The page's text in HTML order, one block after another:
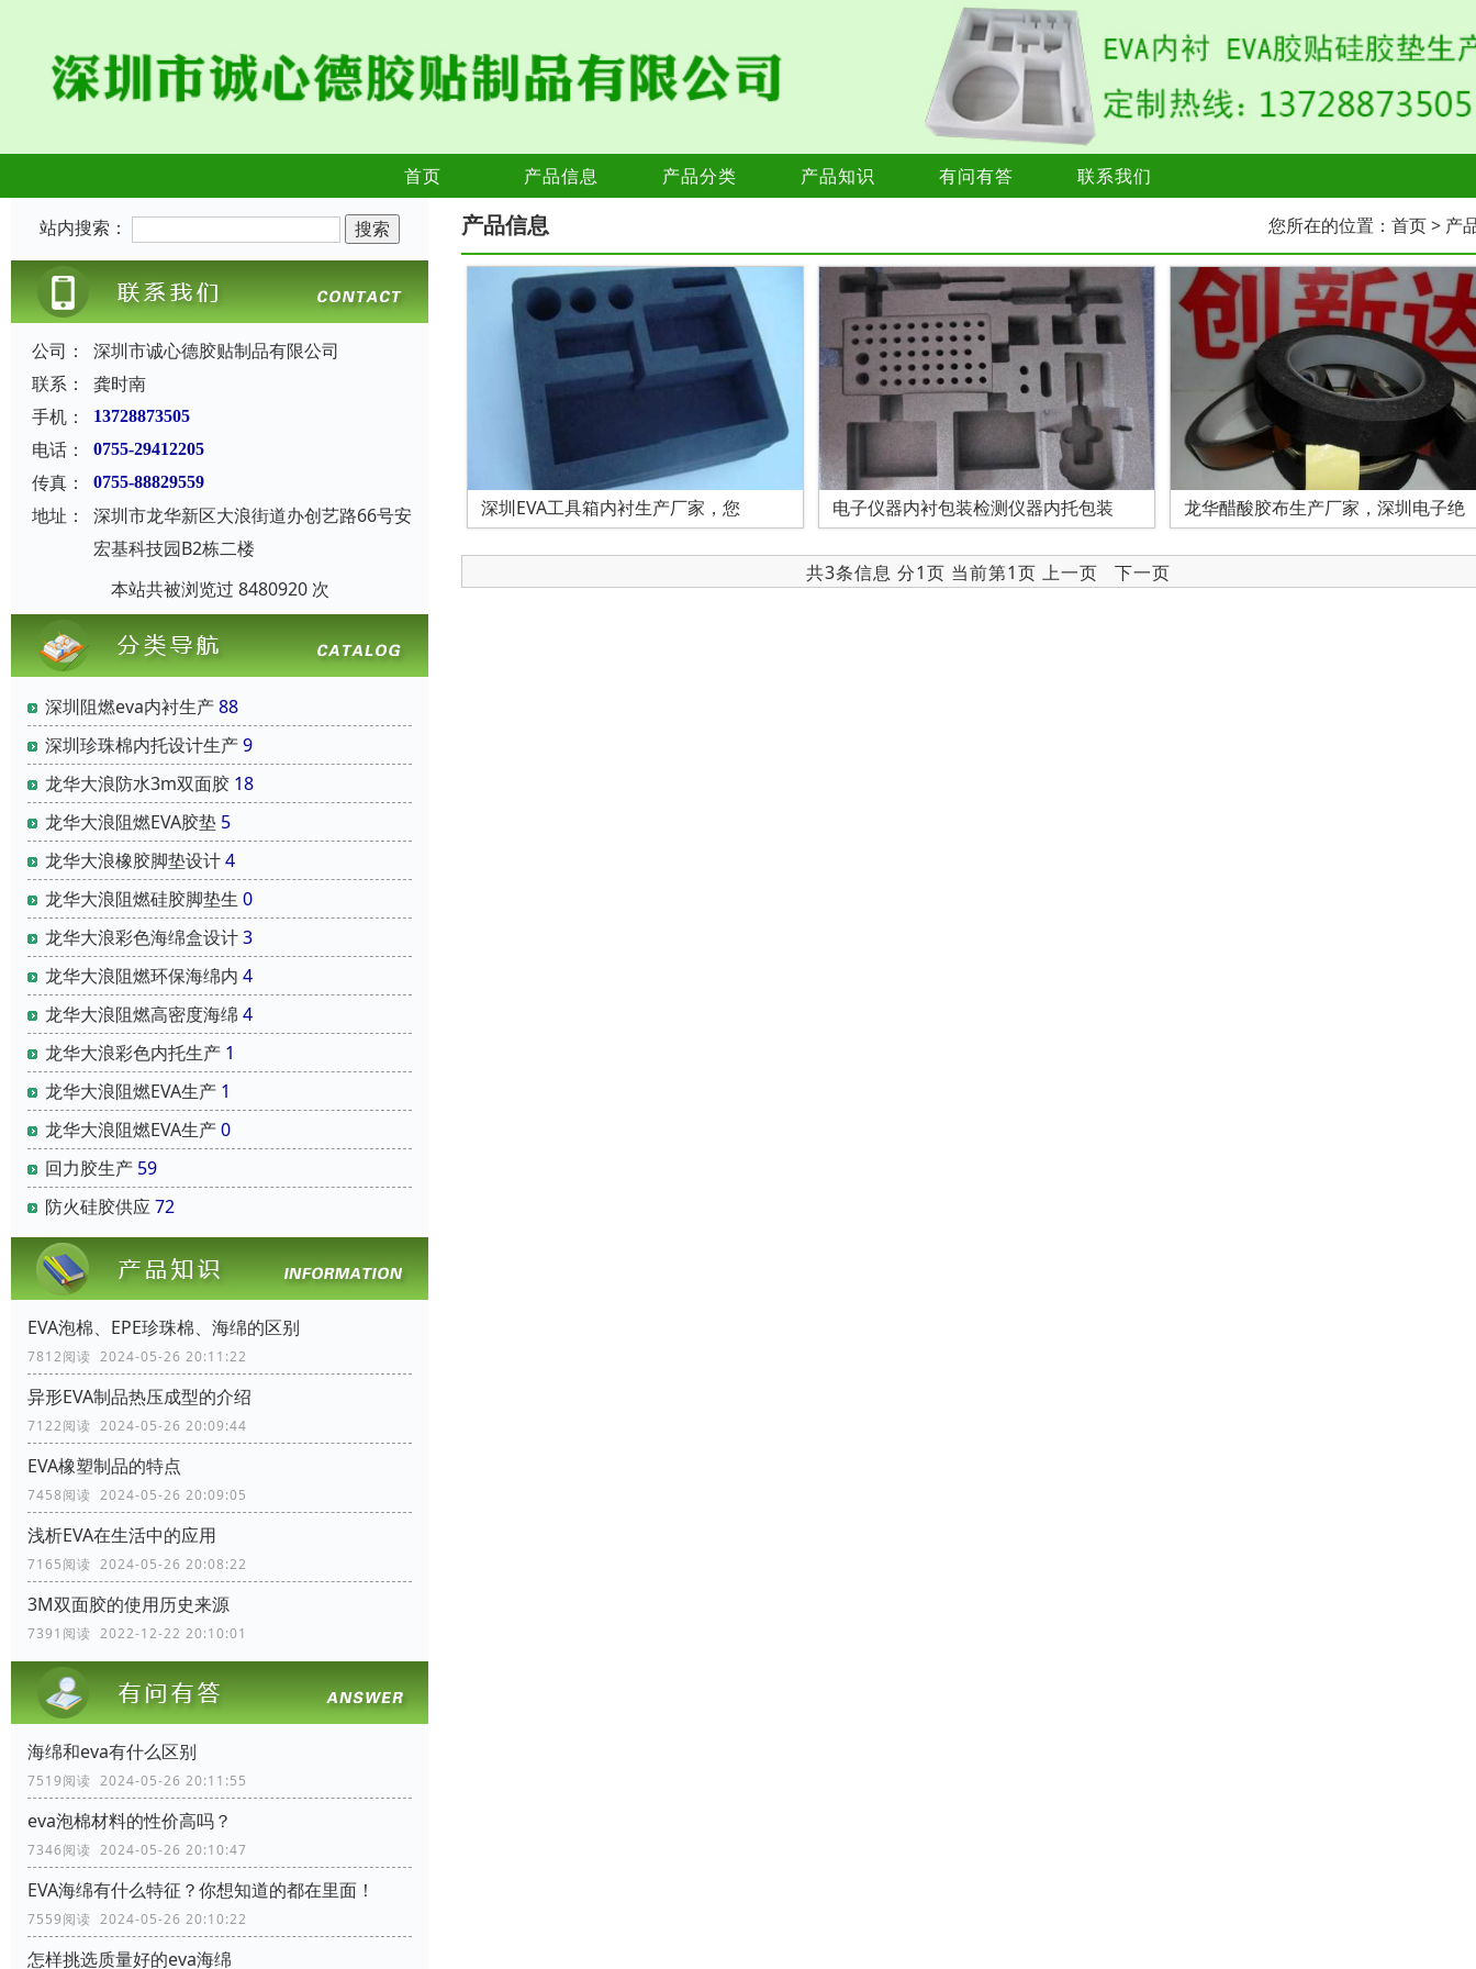
首页 产品信息 产品分类 产品知识 有问有答 联系我们
站内搜索：
公司：
深圳市诚心德胶贴制品有限公司
联系：
龚时南
手机：
13728873505
电话： 0755-29412205
传真： 0755-88829559
地址：
深圳市龙华新区大浪街道办创艺路66号安
宏基科技园B2栋二楼
本站共被浏览过 8480920 次
深圳阻燃eva内衬生产88
深圳珍珠棉内托设计生产9
龙华大浪防水3m双面胶 18
龙华大浪阻燃EVA胶垫 5
龙华大浪橡胶脚垫设计4
龙华大浪阻燃硅胶脚垫生 0
龙华大浪彩色海绵盒设计3
龙华大浪阻燃环保海绵内 4
龙华大浪阻燃高密度海绵 4
龙华大浪彩色内托生产 1
龙华大浪阻燃EVA生产 1
龙华大浪阻燃EVA生产0
回力胶生产 59
防火硅胶供应72
EVA泡棉、EPE珍珠棉、海绵的区别
7812阅读 2024-05-26 20:11:22
异形EVA制品热压成型的介绍
7122阅读 2024-05-26 20:09:44
EVA橡塑制品的特点
7458阅读 2024-05-26 20:09:05
浅析EVA在生活中的应用
7165阅读 2024-05-26 20:08:22
3M双面胶的使用历史来源
7391阅读 2022-12-22 20:10:01
海绵和eva有什么区别
7519阅读 2024-05-26 20:11:55
eva泡棉材料的性价高吗？
7346阅读 2024-05-26 20:10:47
EVA海绵有什么特征？你想知道的都在里面！
7559阅读 2024-05-26 20:10:22
怎样挑选质量好的eva海绵
产品信息 您所在的位置： 首页> 产
深圳EVA工具箱内衬生产厂家，您 电子仪器内衬包装检测仪器内托包装 龙华醋酸胶布生产厂家，深圳电子绝
共3条信息 分1页 当前第1页 上一页 下一页